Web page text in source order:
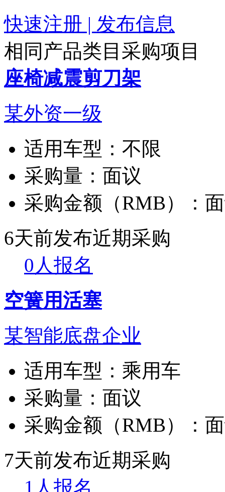
快速注册 | 发布信息
相同产品类目采购项目
座椅减震剪刀架
某外资一级
适用车型： 不限
采购量： 面议
采购金额（RMB）：
6天前发布近期采购
0人报名
空簧用活塞
某智能底盘企业
适用车型： 乘用车
采购量： 面议
采购金额（RMB）：
7天前发布近期采购
1人报名